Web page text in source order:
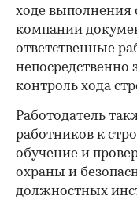
ходе выполнения
компании
ответственные
непосредственно
контроль хода
Работодатель
работников к
обучение и
охраны и
должностных